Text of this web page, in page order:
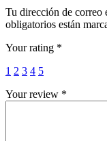
Tu dirección de correo
obligatorios están
Your rating *
1 2 3 4 5
Your review *